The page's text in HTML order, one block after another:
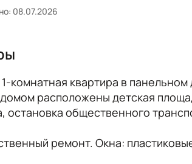
08.07.2026
комнатная квартира в
расположены детская
остановка общественного
ремонт. Окна: